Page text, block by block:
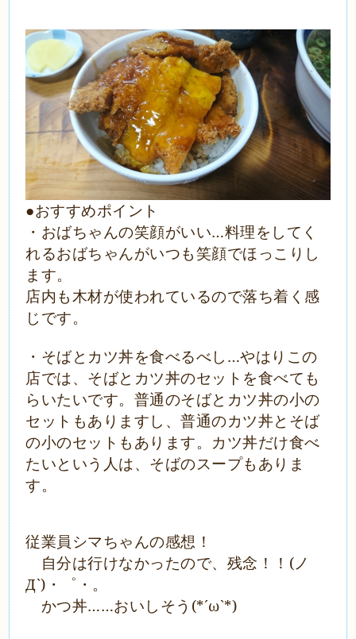
●おすすめポイント
・おばちゃんの笑顔がいい…料理をしてく
れるおばちゃんがいつも笑顔でほっこりし
ます。
店内も木材が使われているので落ち着く感
じです。
・そばとカツ丼を食べるべし…やはりこの
店では、そばとカツ丼のセットを食べても
らいたいです。普通のそばとカツ丼の小の
セットもありますし、普通のカツ丼とそば
の小のセットもあります。カツ丼だけ食べ
たいという人は、そばのスープもありま
す。
従業員シマちゃんの感想！
自分は行けなかったので、残念！！(ノ
Д`)・゜・。
かつ丼……おいしそう(*´ω`*)